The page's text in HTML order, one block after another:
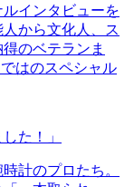
インタビューを
から文化人、ス
のベテランま
はのスペシャル
た！」
計のプロたち。